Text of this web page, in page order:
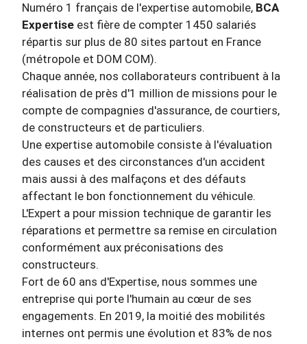
Numéro 1 français de l'expertise automobile, BCA
Expertise est fière de compter 1450 salariés
répartis sur plus de 80 sites partout en France
(métropole et DOM COM).
Chaque année, nos collaborateurs contribuent à la
réalisation de près d'1 million de missions pour le
compte de compagnies d'assurance, de courtiers,
de constructeurs et de particuliers.
Une expertise automobile consiste à l'évaluation
des causes et des circonstances d'un accident
mais aussi à des malfaçons et des défauts
affectant le bon fonctionnement du véhicule.
L'Expert a pour mission technique de garantir les
réparations et permettre sa remise en circulation
conformément aux préconisations des
constructeurs.
Fort de 60 ans d'Expertise, nous sommes une
entreprise qui porte l'humain au cœur de ses
engagements. En 2019, la moitié des mobilités
internes ont permis une évolution et 83% de nos